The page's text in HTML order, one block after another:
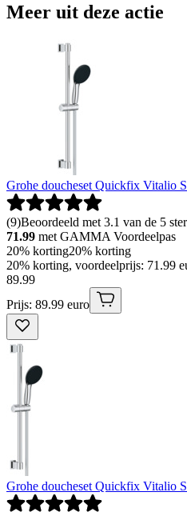
Meer uit deze actie
Grohe doucheset Quickfix Vitalio
(9)Beoordeeld met 3.1 van de 5
71.99 met GAMMA Voordeelpas
20% korting20% korting
20% korting, voordeelprijs: 71.99
89.99
Prijs: 89.99 euro
Grohe doucheset Quickfix Vitalio